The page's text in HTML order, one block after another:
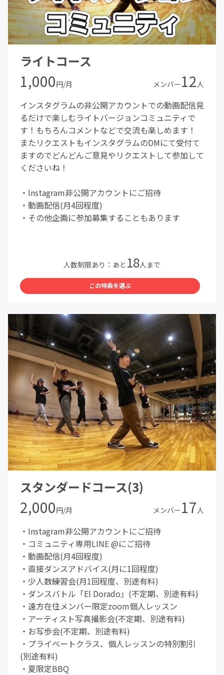
ライトコース
1,000円/月 メンバー12人
インスタグラムの非公開アカウントでの動画配信見
るだけで楽しむライトバージョンコミュニティで
す！もちろんコメントなどで交流も楽しめます！
またリクエストもインスタグラムのDMにて受付て
ますのでどんどんご意見やリクエストして参加して
くださいね！
・Instagram非公開アカウントにご招待
・動画配信(月4回程度)
・その他企画に参加募集することもあります
人数制限あり：あと 18人まで
この特典を選ぶ
スタンダードコース(3)
2,000円/月 メンバー17 人
・Instagram非公開アカウントにご招待
・コミュニティ専用LINE @にご招待
・動画配信(月4回程度)
・直接ダンスアドバイス(月に1回程度)
・少人数練習会(月1回程度、別途有料)
・ダンスバトル「El Dorado」(不定期、別途有料)
・遠方在住メンバー限定zoom個人レッスン
・アーティスト写真撮影会(不定期、別途有料)
・お写歩会(不定期、別途有料)
・プライベートクラス、個人レッスンの特別割引
(別途有料)
・夏限定BBQ